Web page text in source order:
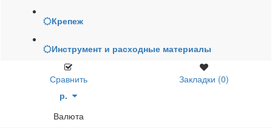
Крепеж
Инструмент и расходные материалы
Сравнить
Закладки (0)
р.
Валюта